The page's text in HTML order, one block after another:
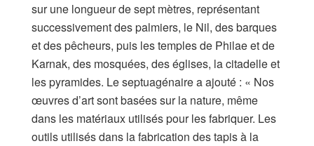
sur une longueur de sept mètres, représentant
successivement des palmiers, le Nil, des barques
et des pêcheurs, puis les temples de Philae et de
Karnak, des mosquées, des églises, la citadelle et
les pyramides. Le septuagénaire a ajouté : « Nos
œuvres d’art sont basées sur la nature, même
dans les matériaux utilisés pour les fabriquer. Les
outils utilisés dans la fabrication des tapis à la